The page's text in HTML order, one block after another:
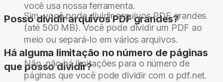
você usa nossa ferramenta.
Posso dividir arquivos PDF grandes?
Sim, você pode dividir arquivos PDF grandes
(até 500 MB). Você pode dividir um PDF ao
meio ou separá-lo em vários arquivos.
Há alguma limitação no número de páginas
que posso dividir?
Não, não há limitações para o número de
páginas que você pode dividir com o pdf.net.